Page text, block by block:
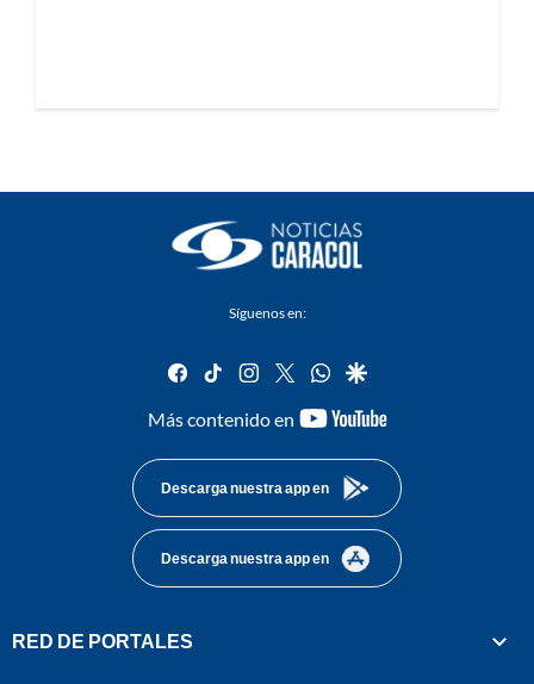
Síguenos en:
facebook
tiktok instagram
twitterwhatsapp
google
Más contenido en
youtube-
Descarga nuestra app en
Descarga nuestra app en
RED DE PORTALES